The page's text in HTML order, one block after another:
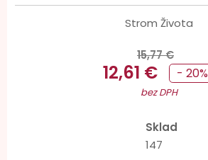
Strom Života
15,77 €
12,61 € - 20%
bez DPH
Sklad
147